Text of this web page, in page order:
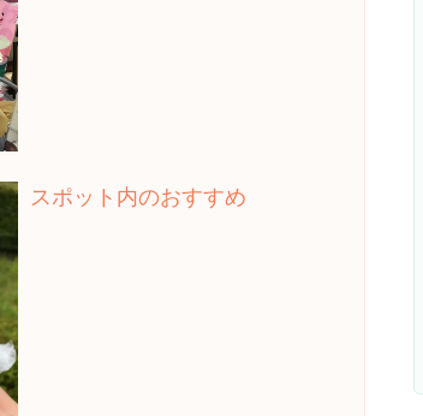
スポット内のおすすめ